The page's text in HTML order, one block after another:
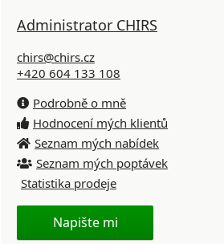
Administrator CHIRS
chirs@chirs.cz
+420 604 133 108
Podrobně o mně
Hodnocení mých klientů
Seznam mých nabídek
Seznam mých poptávek
Statistika prodeje
Napište mi